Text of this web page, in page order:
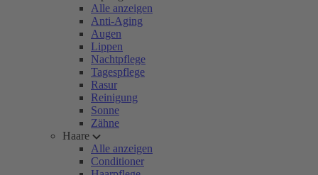
Alle anzeigen
Anti-Aging
Augen
Lippen
Nachtpflege
Tagespflege
Rasur
Reinigung
Sonne
Zähne
Haare
Alle anzeigen
Conditioner